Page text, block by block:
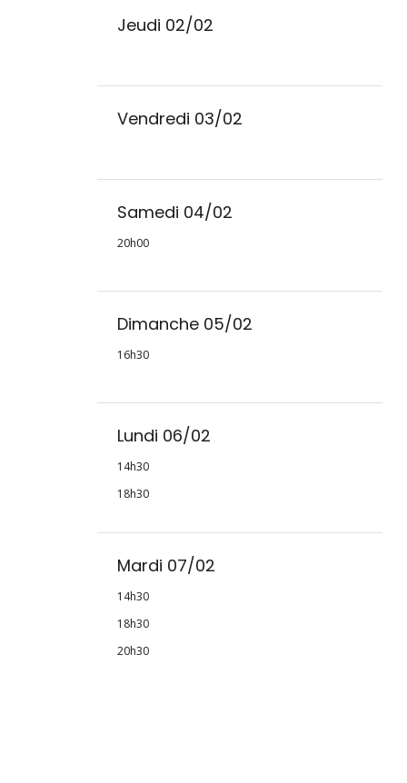
Jeudi 02/02
Vendredi 03/02
Samedi 04/02
20h00
Dimanche 05/02
16h30
Lundi 06/02
14h30
18h30
Mardi 07/02
14h30
18h30
20h30